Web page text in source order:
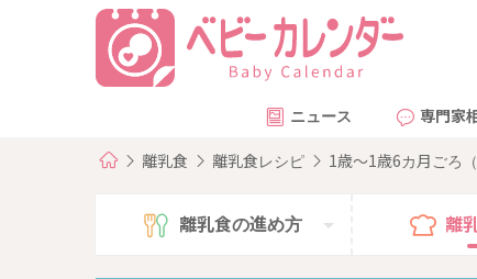
ニュース 専門家
離乳食 離乳食レシピ 1歳～1歳6カ月ごろ
離乳食の進め方 離